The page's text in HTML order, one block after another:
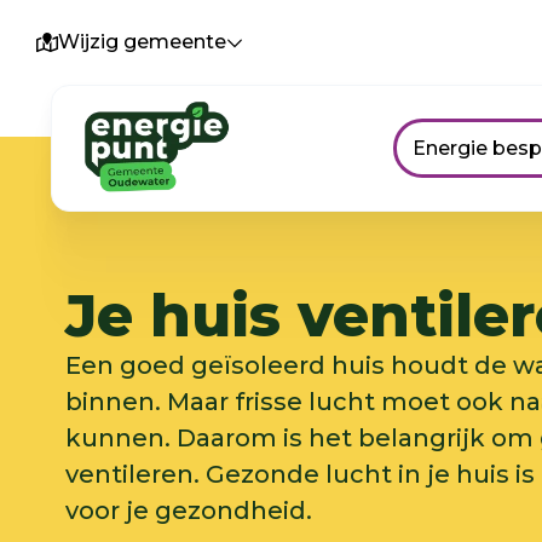
Wijzig gemeente
Energie
Je huis
Een goed geïsoleerd huis houdt de
binnen. Maar frisse lucht moet ook
kunnen. Daarom is het belangrijk om
ventileren. Gezonde lucht in je huis
voor je gezondheid.